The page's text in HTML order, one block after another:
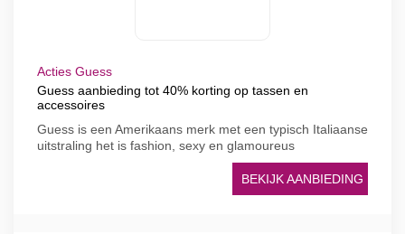
Acties Guess
Guess aanbieding tot 40% korting op tassen en
accessoires
Guess is een Amerikaans merk met een typisch Italiaanse
uitstraling het is fashion, sexy en glamoureus
BEKIJK AANBIEDING